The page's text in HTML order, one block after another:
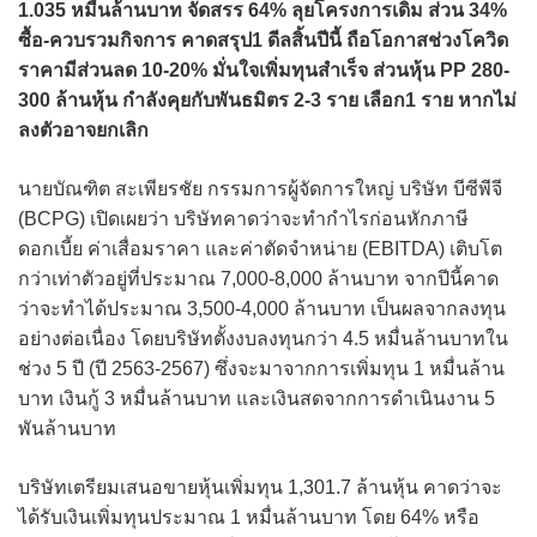
1.035 หมื่นล้านบาท จัดสรร 64% ลุยโครงการเดิม ส่วน 34%
ซื้อ-ควบรวมกิจการ คาดสรุป1 ดีลสิ้นปีนี้ ถือโอกาสช่วงโควิด
ราคามีส่วนลด 10-20% มั่นใจเพิ่มทุนสำเร็จ ส่วนหุ้น PP 280-
300 ล้านหุ้น กำลังคุยกับพันธมิตร 2-3 ราย เลือก1 ราย หากไม่
ลงตัวอาจยกเลิก
นายบัณฑิต สะเพียรชัย กรรมการผู้จัดการใหญ่ บริษัท บีซีพีจี
(BCPG) เปิดเผยว่า บริษัทคาดว่าจะทำกำไรก่อนหักภาษี
ดอกเบี้ย ค่าเสื่อมราคา และค่าตัดจำหน่าย (EBITDA) เติบโต
กว่าเท่าตัวอยู่ที่ประมาณ 7,000-8,000 ล้านบาท จากปีนี้คาด
ว่าจะทำได้ประมาณ 3,500-4,000 ล้านบาท เป็นผลจากลงทุน
อย่างต่อเนื่อง โดยบริษัทตั้งงบลงทุนกว่า 4.5 หมื่นล้านบาทใน
ช่วง 5 ปี (ปี 2563-2567) ซึ่งจะมาจากการเพิ่มทุน 1 หมื่นล้าน
บาท เงินกู้ 3 หมื่นล้านบาท และเงินสดจากการดำเนินงาน 5
พันล้านบาท
บริษัทเตรียมเสนอขายหุ้นเพิ่มทุน 1,301.7 ล้านหุ้น คาดว่าจะ
ได้รับเงินเพิ่มทุนประมาณ 1 หมื่นล้านบาท โดย 64% หรือ